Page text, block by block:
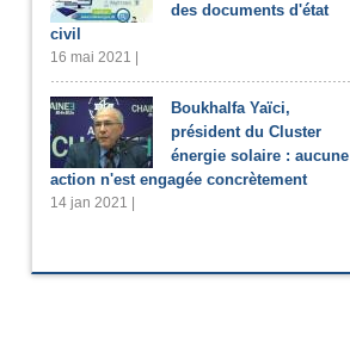
des documents d'état
civil
16 mai 2021 |
Boukhalfa Yaïci,
président du Cluster
énergie solaire : aucune
action n'est engagée concrètement
14 jan 2021 |